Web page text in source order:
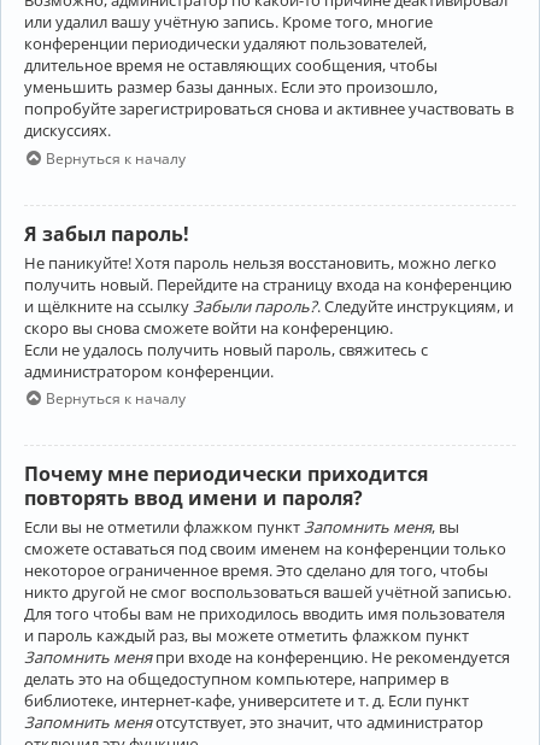
или удалил вашу учётную запись. Кроме того, многие
конференции периодически удаляют пользователей,
длительное время не оставляющих сообщения, чтобы
уменьшить размер базы данных. Если это произошло,
попробуйте зарегистрироваться снова и активнее участвовать в
дискуссиях.
Вернуться к началу
Я забыл пароль!
Не паникуйте! Хотя пароль нельзя восстановить, можно легко
получить новый. Перейдите на страницу входа на конференцию
и щёлкните на ссылку Забыли пароль?. Следуйте инструкциям, и
скоро вы снова сможете войти на конференцию.
Если не удалось получить новый пароль, свяжитесь с
администратором конференции.
Вернуться к началу
Почему мне периодически приходится
повторять ввод имени и пароля?
Если вы не отметили флажком пунктЗапомнить меня, вы
сможете оставаться под своим именем на конференции только
некоторое ограниченное время. Это сделано для того, чтобы
никто другой не смог воспользоваться вашей учётной записью.
Для того чтобы вам не приходилось вводить имя пользователя
и пароль каждый раз, вы можете отметить флажком пункт
Запомнить меняпри входе на конференцию. Не рекомендуется
делать это на общедоступном компьютере, например в
библиотеке, интернет-кафе, университете и т. д. Если пункт
Запомнить меняотсутствует, это значит, что администратор